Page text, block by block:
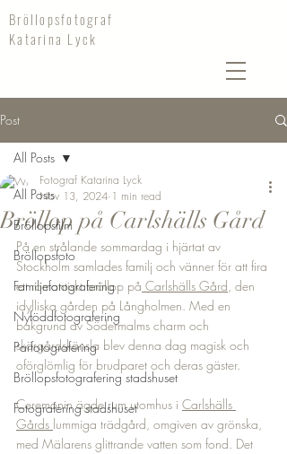
Bröllopsfotograf
Katarina Lyck
Post
All Posts
Bröllopsfilm
Bröllopsfoto
Familjefotografering
Nyföddfotografering
Parfotografering
Bröllopsfotografering stadshuset
Fotografering stadshuset
All Posts
Bröllop på Carlshälls Gård
Fotograf Katarina Lyck
Nov 13, 2024 1 min read
På en strålande sommardag i hjärtat av
Stockholm samlades familj och vänner för att fira
ett romantiskt bröllop på Carlshälls Gård, den
idylliska gården på Långholmen. Med en
bakgrund av Södermalms charm och
skärgårdskänsla blev denna dag magisk och
oförglömlig för brudparet och deras gäster.
Ceremonin ägde rum utomhus i Carlshälls
Gårds lummiga trädgård, omgiven av grönska,
med Mälarens glittrande vatten som fond. Det